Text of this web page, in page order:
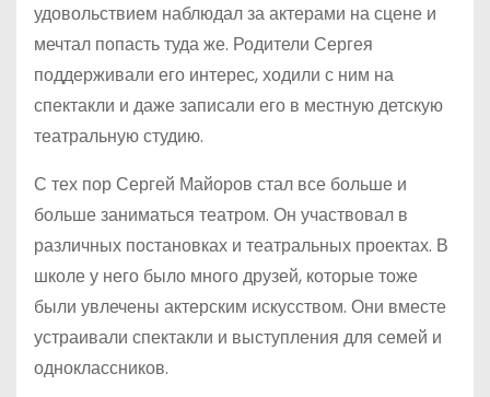
удовольствием наблюдал за актерами на сцене и
мечтал попасть туда же. Родители Сергея
поддерживали его интерес, ходили с ним на
спектакли и даже записали его в местную детскую
театральную студию.
С тех пор Сергей Майоров стал все больше и
больше заниматься театром. Он участвовал в
различных постановках и театральных проектах. В
школе у него было много друзей, которые тоже
были увлечены актерским искусством. Они вместе
устраивали спектакли и выступления для семей и
одноклассников.